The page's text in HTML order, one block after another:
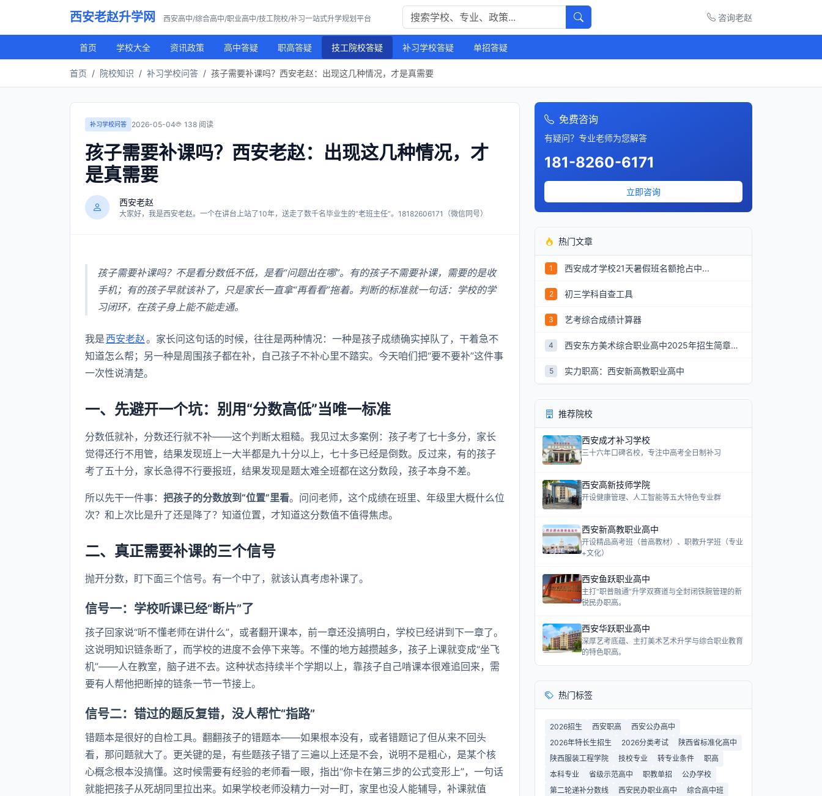
西安老赵升学网 西安高中/综合高中/职业高中/技工院校/补习一站式升学规划平台 咨询老赵
首页 学校大全 资讯政策 高中答疑 职高答疑 技工院校答疑 补习学校答疑 单招答疑
首页 院校知识 补习学校问答 孩子需要补课吗？西安老赵：出现这几种情况，才是真需要
补习学校问答 2026-05-04 138 阅读
孩子需要补课吗？西安老赵：出现这几种情况，才
是真需要
西安老赵
大家好，我是西安老赵。一个在讲台上站了10年，送走了数千名毕业生的“老班主任”。18182606171（微信同号）
孩子需要补课吗？不是看分数低不低，是看“问题出在哪”。有的孩子不需要补课，需要的是收
手机；有的孩子早就该补了，只是家长一直拿“再看看”拖着。判断的标准就一句话：学校的学
习闭环，在孩子身上能不能走通。
我是 西安老赵。家长问这句话的时候，往往是两种情况：一种是孩子成绩确实掉队了，干着急不
知道怎么帮；另一种是周围孩子都在补，自己孩子不补心里不踏实。今天咱们把“要不要补”这件事
一次性说清楚。
一、先避开一个坑：别用“分数高低”当唯一标准
分数低就补，分数还行就不补——这个判断太粗糙。我见过太多案例：孩子考了七十多分，家长
觉得还行不用管，结果发现班上一大半都是九十分以上，七十多已经是倒数。反过来，有的孩子
考了五十分，家长急得不行要报班，结果发现是题太难全班都在这分数段，孩子本身不差。
所以先干一件事： 把孩子的分数放到“位置”里看。问问老师，这个成绩在班里、年级里大概什么位
次？和上次比是升了还是降了？知道位置，才知道这分数值不值得焦虑。
二、真正需要补课的三个信号
抛开分数，盯下面三个信号。有一个中了，就该认真考虑补课了。
信号一：学校听课已经“断片”了
孩子回家说“听不懂老师在讲什么”，或者翻开课本，前一章还没搞明白，学校已经讲到下一章了。
这说明知识链条断了，而学校的进度不会停下来等。不懂的地方越攒越多，孩子上课就变成“坐飞
机”——人在教室，脑子进不去。这种状态持续半个学期以上，靠孩子自己啃课本很难追回来，需
要有人帮他把断掉的链条一节一节接上。
信号二：错过的题反复错，没人帮忙“指路”
错题本是很好的自检工具。翻翻孩子的错题本——如果根本没有，或者错题记了但从来不回头
看，那问题就大了。更关键的是，有些题孩子错了三遍以上还是不会，说明不是粗心，是某个核
心概念根本没搞懂。这时候需要有经验的老师看一眼，指出“你卡在第三步的公式变形上”，一句话
就能把孩子从死胡同里拉出来。如果学校老师没精力一对一盯，家里也没人能辅导，补课就值
免费咨询
有疑问？专业老师为您解答
181-8260-6171
立即咨询
热门文章
1 西安成才学校21天暑假班名额抢占中...
2 初三学科自查工具
3 艺考综合成绩计算器
4 西安东方美术综合职业高中2025年招生简章：艺术升学新航道
5 实力职高：西安新高教职业高中
推荐院校
西安成才补习学校
三十六年口碑名校，专注中高考全日制补习
西安高新技师学院
开设健康管理、人工智能等五大特色专业群
西安新高教职业高中
开设精品高考班（普高教材）、职教升学班（专业
+文化）
西安鱼跃职业高中
主打“职普融通”升学双赛道与全封闭铁腕管理的新
锐民办职高。
西安华跃职业高中
深厚艺考底蕴、主打美术艺术升学与综合职业教育
的特色职高。
热门标签
2026招生 西安职高
西安公办高中
2026年特长生招生
2026分类考试
陕西省标准化高中
陕西服装工程学院
技校专业 转专业条件
职高
本科专业
省级示范高中 职教单招
公办学校
第二轮递补分数线
西安民办职业高中
综合高中班